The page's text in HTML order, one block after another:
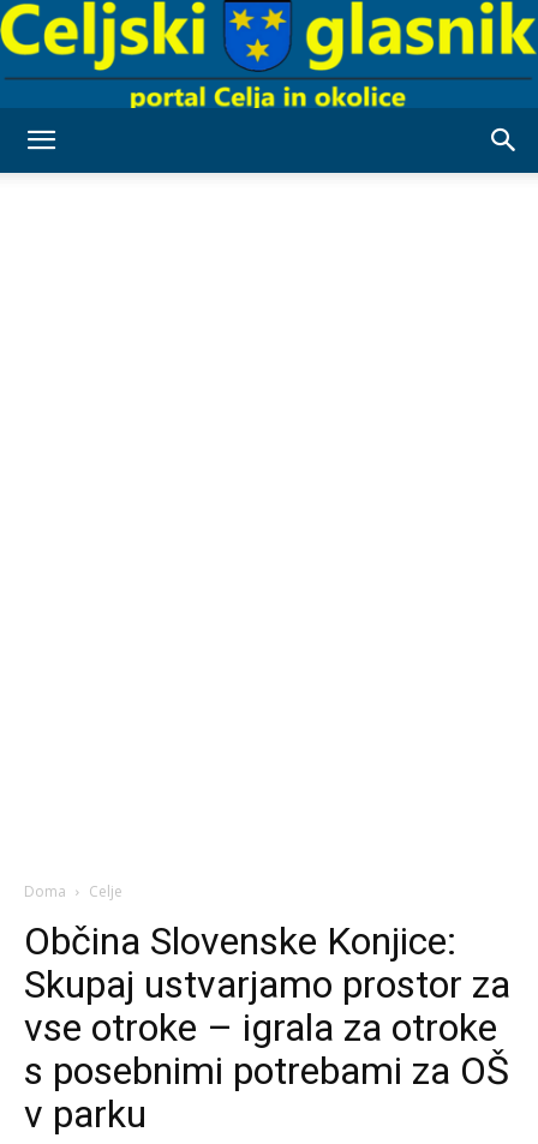
Doma Celje
Občina Slovenske Konjice:
Skupaj ustvarjamo prostor za
vse otroke – igrala za otroke
s posebnimi potrebami za OŠ
v parku